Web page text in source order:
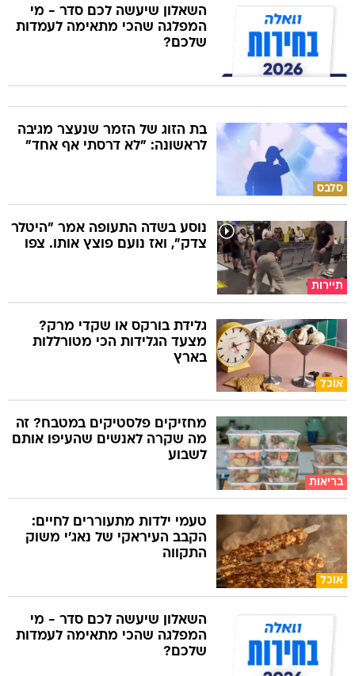
השאלון שיעשה לכם סדר - מי
המפלגה שהכי מתאימה לעמדות
שלכם?
סלבס
בת הזוג של הזמר שנעצר מגיבה
לראשונה: "לא דרסתי אף אחד"
תיירות
נוסע בשדה התעופה אמר "היטלר
צדק", ואז נועם פוצץ אותו. צפו
אוכל
גלידת בורקס או שקדי מרק?
מצעד הגלידות הכי מטורללות
בארץ
בריאות
מחזיקים פלסטיקים במטבח? זה
מה שקרה לאנשים שהעיפו אותם
לשבוע
אוכל
טעמי ילדות מתעוררים לחיים:
הקבב העיראקי של נאג׳י משוק
התקווה
השאלון שיעשה לכם סדר - מי
המפלגה שהכי מתאימה לעמדות
שלכם?